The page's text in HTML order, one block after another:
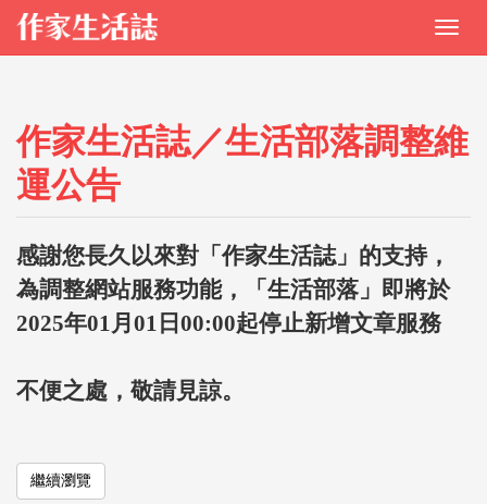
作家生活誌／生活部落調整維
運公告
感謝您長久以來對「作家生活誌」的支持，
為調整網站服務功能，「生活部落」即將於
2025年01月01日00:00起停止新增文章服務
不便之處，敬請見諒。
繼續瀏覽